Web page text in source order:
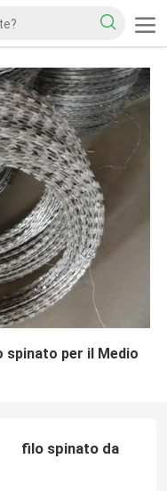
per il Medio
filo spinato da